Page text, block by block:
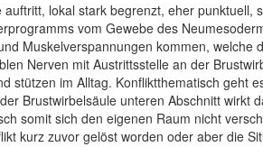
lokal stark begrenzt, eher
vom Gewebe des
Muskelverspannungen kommen,
Nerven mit Austrittsstelle an der
stützen im Alltag. Konfliktthematisch geht
Brustwirbelsäule unteren Abschnitt
somit sich den eigenen Raum nicht
kurz zuvor gelöst worden oder aber die